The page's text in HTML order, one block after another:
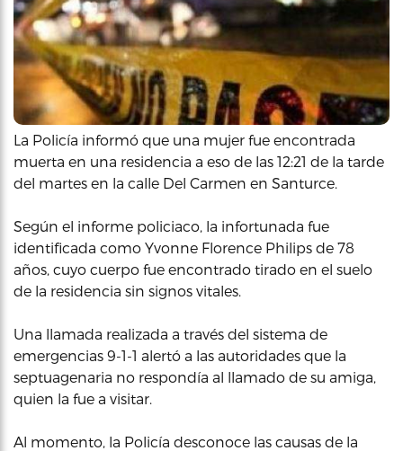
La Policía informó que una mujer fue encontrada
muerta en una residencia a eso de las 12:21 de la tarde
del martes en la calle Del Carmen en Santurce.
Según el informe policiaco, la infortunada fue
identificada como Yvonne Florence Philips de 78
años, cuyo cuerpo fue encontrado tirado en el suelo
de la residencia sin signos vitales.
Una llamada realizada a través del sistema de
emergencias 9-1-1 alertó a las autoridades que la
septuagenaria no respondía al llamado de su amiga,
quien la fue a visitar.
Al momento, la Policía desconoce las causas de la